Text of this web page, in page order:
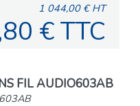
1 044,00 € HT
€ TTC
FIL AUDIO603AB